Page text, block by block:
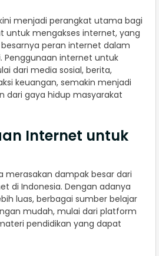
menjadi perangkat utama bagi
untuk mengakses internet, yang
peran internet dalam
Penggunaan internet untuk
dari media sosial, berita,
keuangan, semakin menjadi
dari gaya hidup masyarakat
Internet untuk
merasakan dampak besar dari
di Indonesia. Dengan adanya
luas, berbagai sumber belajar
mudah, mulai dari platform
pendidikan yang dapat